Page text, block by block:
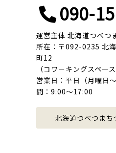
090-
運営主体 北海道つべつ
所在：〒092-0235 北
町12
（コワーキングスペー
営業日：平日（月曜日
間：9:00〜17:00
北海道つべつま